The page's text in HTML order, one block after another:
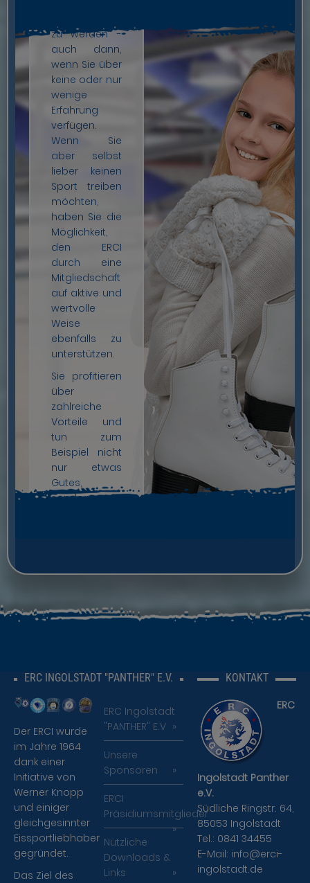
auf neue
Mitglieder und
jungen
angewiesen.
Haben Sie
Interesse? Wir
freuen uns
bereits auf
Ihre Anfrage!
Zu den Eisstartern »
zu werden -
auch dann,
wenn Sie über
keine oder nur
wenige
Erfahrung
verfügen.
Wenn Sie
aber selbst
lieber keinen
Sport treiben
möchten,
haben Sie die
Möglichkeit,
den ERCI
durch eine
Mitgliedschaft
auf aktive und
wertvolle
Weise
ebenfalls zu
unterstützen.
Sie profitieren
über
zahlreiche
Vorteile und
tun zum
Beispiel nicht
nur etwas
Gutes,
sondern
Zudem
Möglichkeit,
an unseren
teilzunehmen
und noch viel
mehr...
Sind Sie
neugierig
geworden?
Setzen Sie
sich mit uns
in Verbindung
- wir freuen
uns auf Sie.
Mitgliedschaft »
ERC INGOLSTADT "PANTHER" E.V.
Der ERCI wurde
im Jahre 1964
dank einer
Initiative von
Werner Knopp
und einiger
gleichgesinnter
Eissportliebhaber
gegründet.
Das Ziel des
ERC Ingolstadt
"PANTHER" E.V
Unsere
Sponsoren
ERCI
Präsidiumsmitglieder
Nützliche
Downloads &
Links
KONTAKT
ERC
Ingolstadt Panther
e.V.
Südliche Ringstr. 64,
85053 Ingolstadt
Tel.: 0841 34455
E-Mail: info@erci-
ingolstadt.de